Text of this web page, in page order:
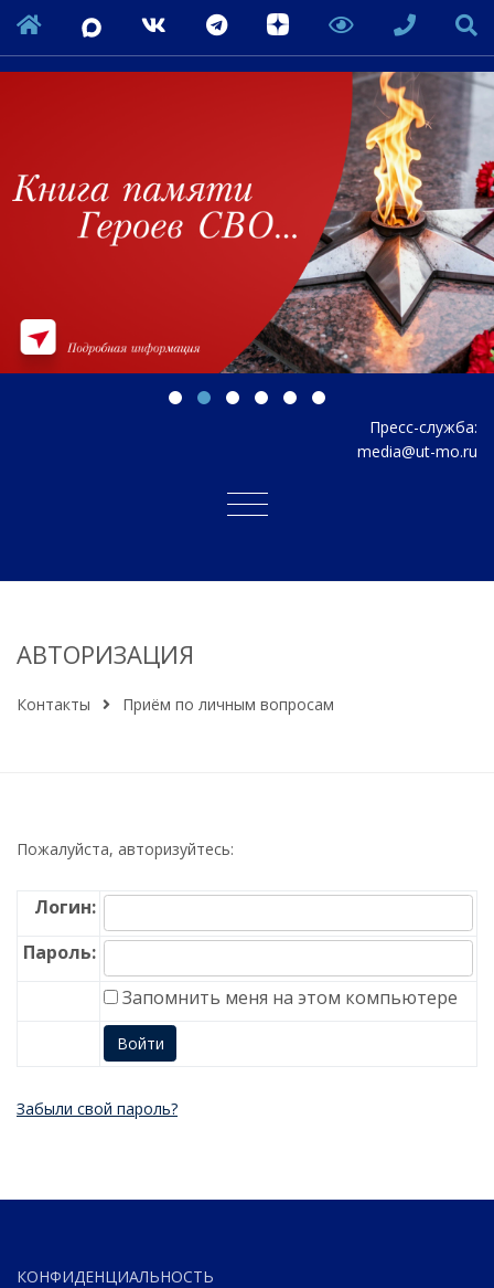
Пресс-служба:
media@ut-mo.ru
АВТОРИЗАЦИЯ
Контакты Приём по личным вопросам
Пожалуйста, авторизуйтесь:
Логин:
Пароль:
Запомнить меня на этом компьютере
Забыли свой пароль?
КОНФИДЕНЦИАЛЬНОСТЬ